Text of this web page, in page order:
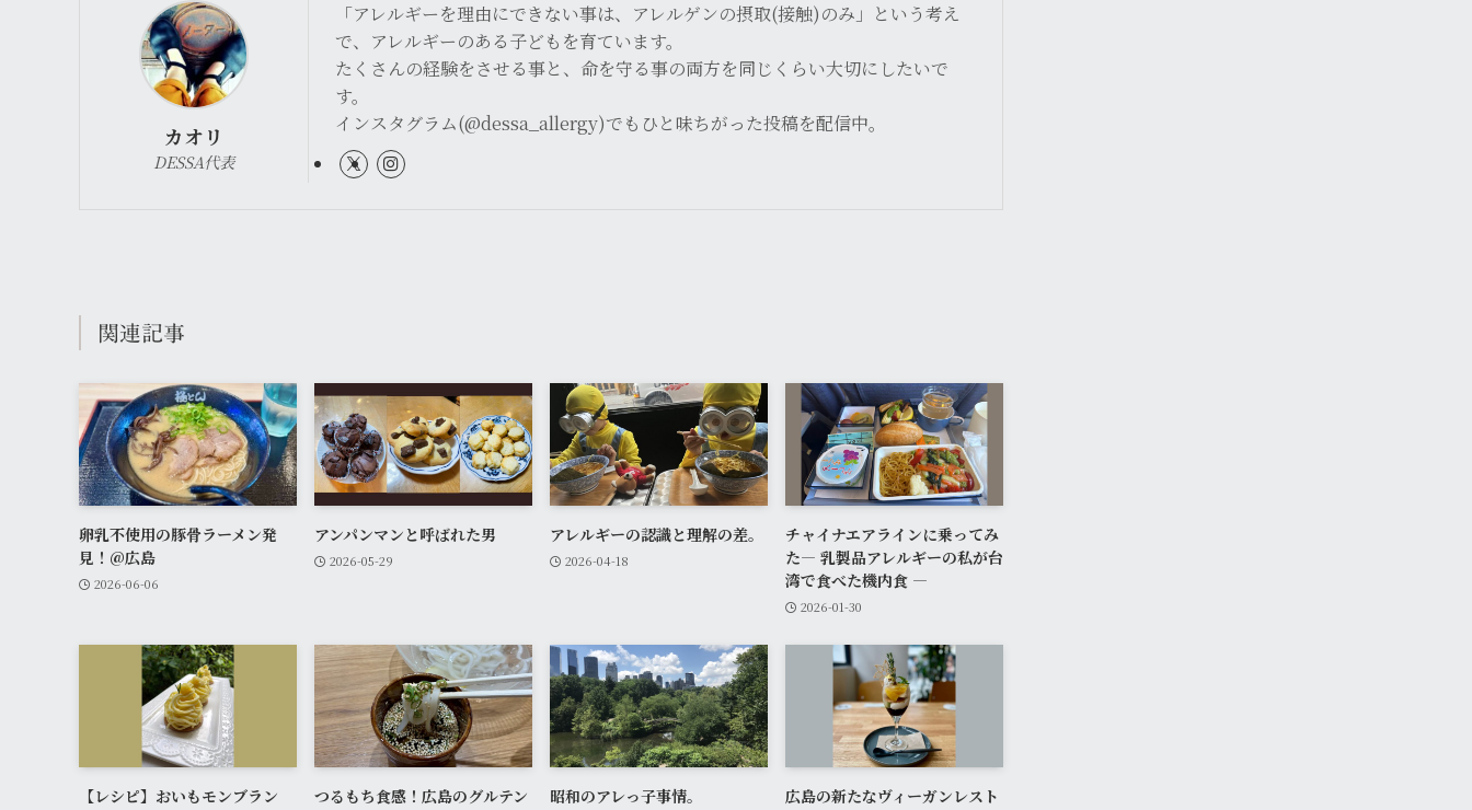
カオリ
DESSA代表
「アレルギーを理由にできない事は、アレルゲンの摂取(接触)のみ」という考え
で、アレルギーのある子どもを育ています。
たくさんの経験をさせる事と、命を守る事の両方を同じくらい大切にしたいで
す。
インスタグラム(@dessa_allergy)でもひと味ちがった投稿を配信中。
関連記事
卵乳不使用の豚骨ラーメン発
見！@広島
2026-06-06
アンパンマンと呼ばれた男
2026-05-29
アレルギーの認識と理解の差。
2026-04-18
チャイナエアラインに乗ってみ
た― 乳製品アレルギーの私が台
湾で食べた機内食 ―
2026-01-30
【レシピ】おいもモンブラン
つるもち食感！広島のグルテン
昭和のアレっ子事情。
広島の新たなヴィーガンレスト